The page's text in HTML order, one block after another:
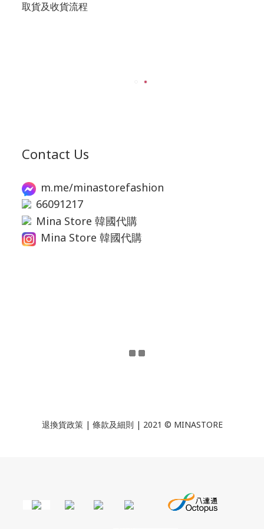
取貨及收貨流程
Contact Us
m.me/minastorefashion
66091217
Mina Store 韓國代購
Mina Store 韓國代購
退換貨政策| 條款及細則 | 2021 © MINASTORE